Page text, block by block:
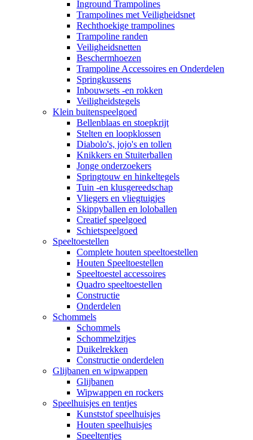
Inground Trampolines
Trampolines met Veiligheidsnet
Rechthoekige trampolines
Trampoline randen
Veiligheidsnetten
Beschermhoezen
Trampoline Accessoires en Onderdelen
Springkussens
Inbouwsets -en rokken
Veiligheidstegels
Klein buitenspeelgoed
Bellenblaas en stoepkrijt
Stelten en loopklossen
Diabolo's, jojo's en tollen
Knikkers en Stuiterballen
Jonge onderzoekers
Springtouw en hinkeltegels
Tuin -en klusgereedschap
Vliegers en vliegtuigjes
Skippyballen en loloballen
Creatief speelgoed
Schietspeelgoed
Speeltoestellen
Complete houten speeltoestellen
Houten Speeltoestellen
Speeltoestel accessoires
Quadro speeltoestellen
Constructie
Onderdelen
Schommels
Schommels
Schommelzitjes
Duikelrekken
Constructie onderdelen
Glijbanen en wipwappen
Glijbanen
Wipwappen en rockers
Speelhuisjes en tentjes
Kunststof speelhuisjes
Houten speelhuisjes
Speeltentjes